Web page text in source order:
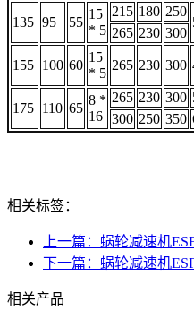
135 95 55
15
* 5
215 180 250
265 230 300
155 100 60
15
* 5
265 230 300
175 110 65
8 *
16
265 230 300
300 250 350
相关标签：
上一篇：蜗轮减速机
下一篇：蜗轮减速机
相关产品